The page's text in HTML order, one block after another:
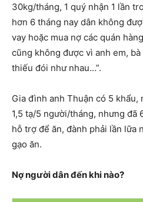
30kg/tháng, 1 quý nhận 1 lần
hơn 6 tháng nay dân không
vay hoặc mua nợ các quán
cũng không được vì anh em,
thiếu đói như nhau…”.
Gia đình anh Thuận có 5
1,5 tạ/5 người/tháng, nhưng đã
hỗ trợ để ăn, đành phải lần lữa
gạo ăn.
Nợ người dân đến khi nào?